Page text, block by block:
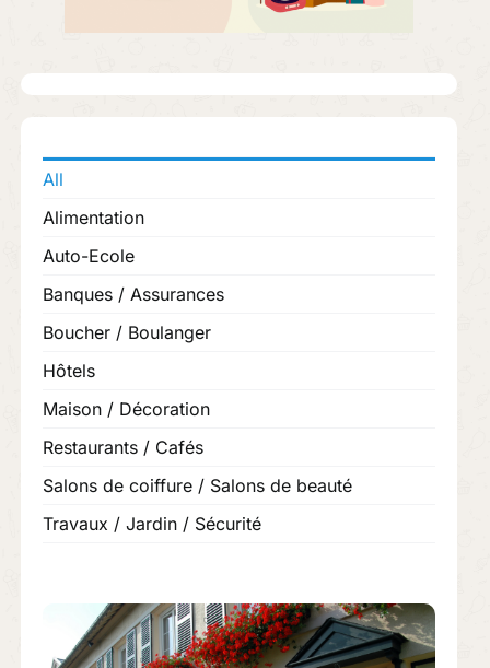
All
Alimentation
Auto-Ecole
Banques / Assurances
Boucher / Boulanger
Hôtels
Maison / Décoration
Restaurants / Cafés
Salons de coiffure / Salons de beauté
Travaux / Jardin / Sécurité